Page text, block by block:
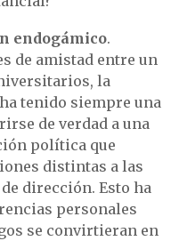
endogámico.
de amistad entre un
la
tenido siempre una
de verdad a una
política que
distintas a las
dirección. Esto ha
personales
se convirtieran en